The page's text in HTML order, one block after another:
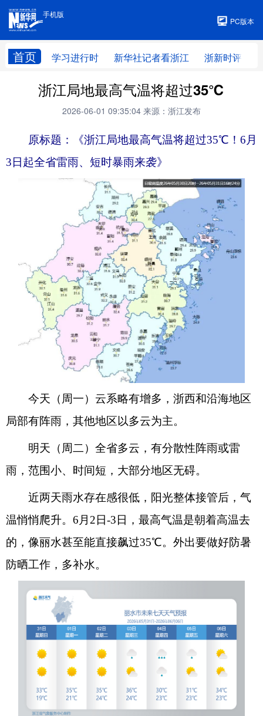
手机版
PC版本
首页 学习进行时 新华社记者看浙江 浙新时评
手机版
浙江局地最高气温将超过35℃
2026-06-01 09:35:04 来源：浙江发布
原标题：《浙江局地最高气温将超过35℃！6月
3日起全省雷雨、短时暴雨来袭》
今天（周一）云系略有增多，浙西和沿海地区
局部有阵雨，其他地区以多云为主。
明天（周二）全省多云，有分散性阵雨或雷
雨，范围小、时间短，大部分地区无碍。
近两天雨水存在感很低，阳光整体接管后，气
温悄悄爬升。6月2日-3日，最高气温是朝着高温去
的，像丽水甚至能直接飙过35℃。外出要做好防暑
防晒工作，多补水。